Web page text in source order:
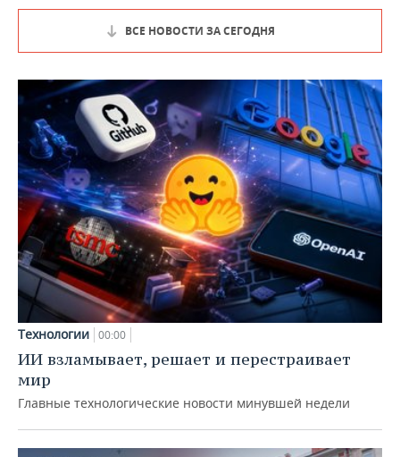
ВСЕ НОВОСТИ ЗА СЕГОДНЯ
Технологии 00:00
ИИ взламывает, решает и перестраивает
мир
Главные технологические новости минувшей недели